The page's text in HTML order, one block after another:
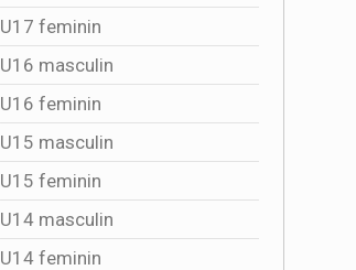
U17 feminin
U16 masculin
U16 feminin
U15 masculin
U15 feminin
U14 masculin
U14 feminin